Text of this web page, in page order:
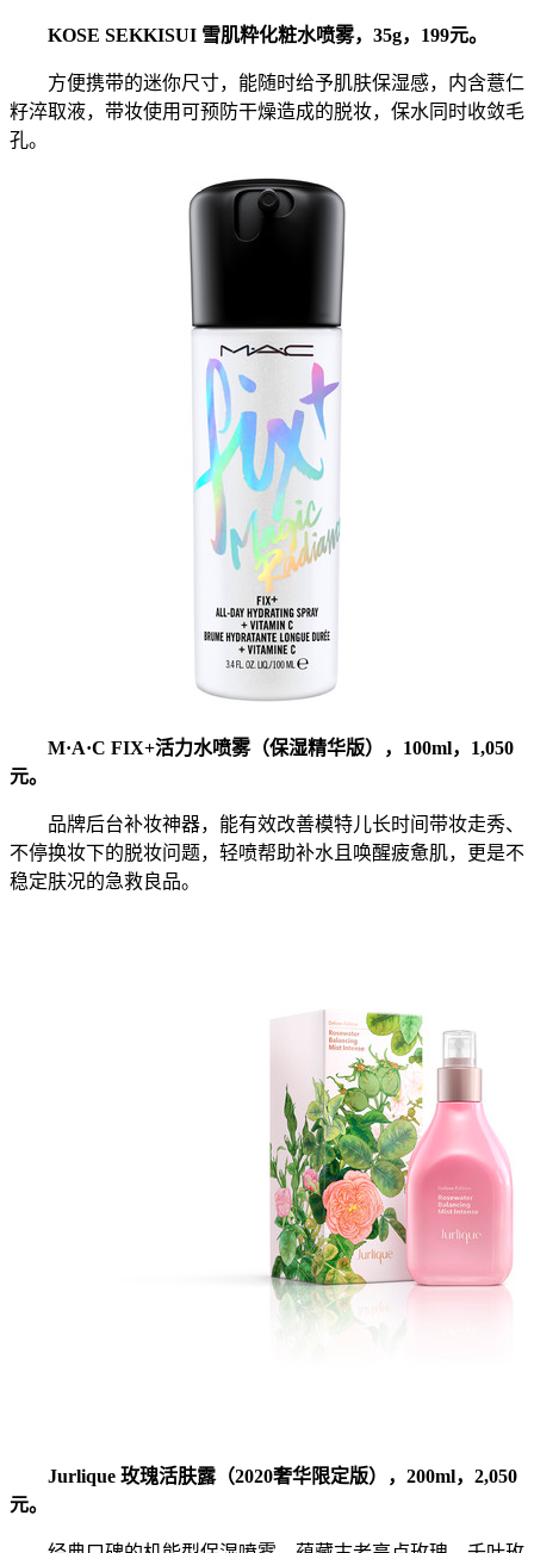
KOSE SEKKISUI 雪肌粋化粧水喷雾，35g，199元。
方便携带的迷你尺寸，能随时给予肌肤保湿感，内含薏仁
籽淬取液，带妆使用可预防干燥造成的脱妆，保水同时收敛毛
孔。
M·A·C FIX+活力水喷雾（保湿精华版），100ml，1,050
元。
品牌后台补妆神器，能有效改善模特儿长时间带妆走秀、
不停换妆下的脱妆问题，轻喷帮助补水且唤醒疲惫肌，更是不
稳定肤况的急救良品。
Jurlique 玫瑰活肤露（2020奢华限定版），200ml，2,050
元。